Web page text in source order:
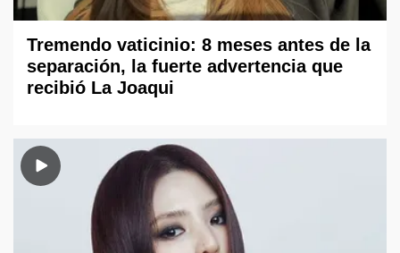
Tremendo vaticinio: 8 meses antes de la
separación, la fuerte advertencia que
recibió La Joaqui